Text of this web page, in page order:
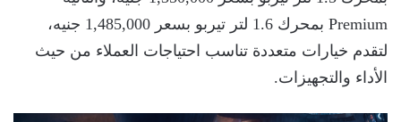
Premium بمحرك 1.6 لتر تيربو بسعر 1,485,000 جنيه،
لتقدم خيارات متعددة تناسب احتياجات العملاء من حيث
الأداء والتجهيزات.